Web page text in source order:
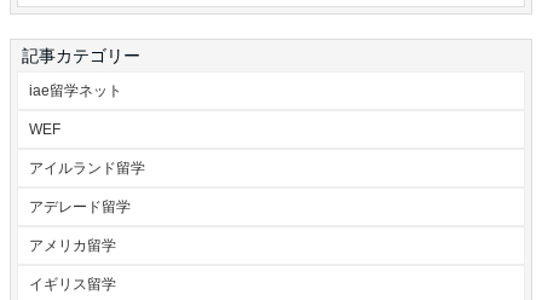
記事カテゴリー
iae留学ネット
WEF
アイルランド留学
アデレード留学
アメリカ留学
イギリス留学